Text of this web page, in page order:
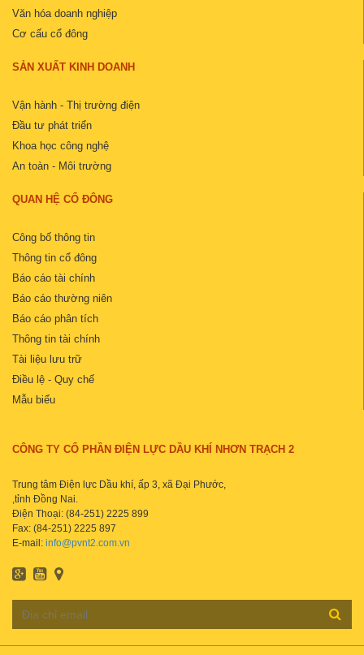
Văn hóa doanh nghiệp
Cơ cấu cổ đông
SẢN XUẤT KINH DOANH
Vận hành - Thị trường điện
Đầu tư phát triển
Khoa học công nghệ
An toàn - Môi trường
QUAN HỆ CỔ ĐÔNG
Công bố thông tin
Thông tin cổ đông
Báo cáo tài chính
Báo cáo thường niên
Báo cáo phân tích
Thông tin tài chính
Tài liệu lưu trữ
Điều lệ - Quy chế
Mẫu biểu
CÔNG TY CỔ PHẦN ĐIỆN LỰC DẦU KHÍ NHƠN TRẠCH 2
Trung tâm Điện lực Dầu khí, ấp 3, xã Đại Phước,
,tỉnh Đồng Nai.
Điện Thoại: (84-251) 2225 899
Fax: (84-251) 2225 897
E-mail: info@pvnt2.com.vn